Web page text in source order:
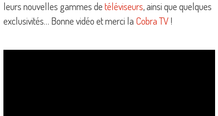
leurs nouvelles gammes detéléviseurs, ainsi que quelques
exclusivités… Bonne vidéo et merci la Cobra TV!